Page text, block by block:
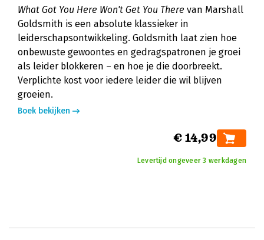
What Got You Here Won't Get You There van Marshall
Goldsmith is een absolute klassieker in
leiderschapsontwikkeling. Goldsmith laat zien hoe
onbewuste gewoontes en gedragspatronen je groei
als leider blokkeren – en hoe je die doorbreekt.
Verplichte kost voor iedere leider die wil blijven
groeien.
Boek bekijken
€ 14,99
Levertijd ongeveer 3 werkdagen